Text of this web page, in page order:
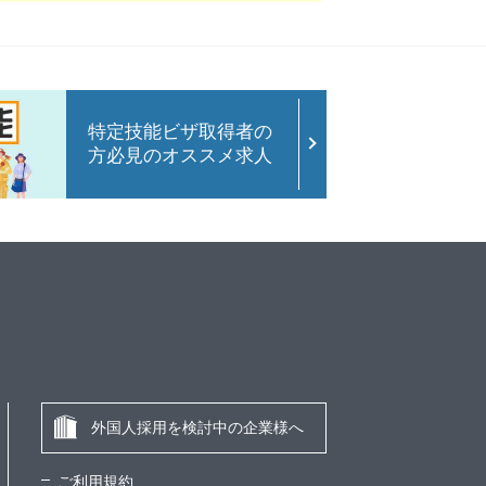
特定技能ビザ取得者の
方必見のオススメ求人
外国人採用を検討中の企業様へ
ご利用規約